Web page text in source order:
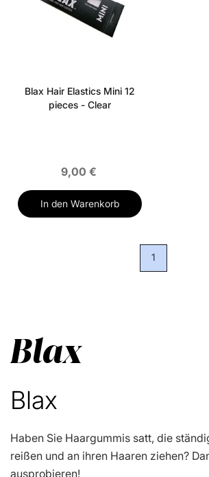
Blax Hair Elastics Mini 12
pieces - Clear
9,00 €
In den Warenkorb
1
Blax
Blax
Haben Sie Haargummis satt, die
reißen und an ihren Haaren ziehen?
ausprobieren!